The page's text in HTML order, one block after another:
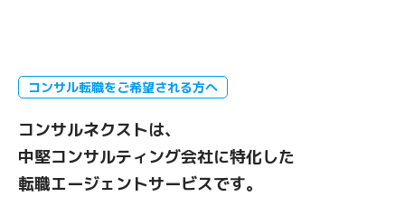
コンサル転職をご希望される方へ
コンサルネクストは、
中堅コンサルティング会社に特化した
転職エージェントサービスです。